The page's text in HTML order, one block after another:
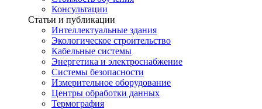
Консультации
Статьи и публикации
Интеллектуальные здания
Экологическое строительство
Кабельные системы
Энергетика и электроснабжение
Системы безопасности
Измерительное оборудование
Центры обработки данных
Термография